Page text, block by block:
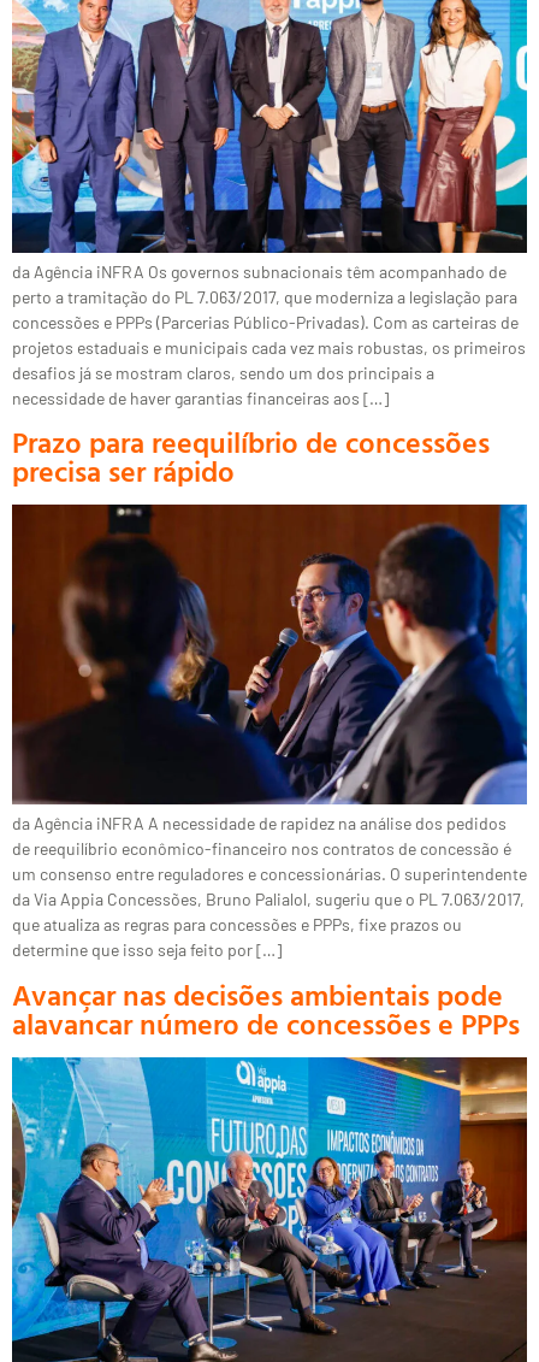
da Agência iNFRA Os governos subnacionais têm acompanhado de
perto a tramitação do PL 7.063/2017, que moderniza a legislação para
concessões e PPPs (Parcerias Público-Privadas). Com as carteiras de
projetos estaduais e municipais cada vez mais robustas, os primeiros
desafios já se mostram claros, sendo um dos principais a
necessidade de haver garantias financeiras aos […]
Prazo para reequilíbrio de concessões
precisa ser rápido
da Agência iNFRA A necessidade de rapidez na análise dos pedidos
de reequilíbrio econômico-financeiro nos contratos de concessão é
um consenso entre reguladores e concessionárias. O superintendente
da Via Appia Concessões, Bruno Palialol, sugeriu que o PL 7.063/2017,
que atualiza as regras para concessões e PPPs, fixe prazos ou
determine que isso seja feito por […]
Avançar nas decisões ambientais pode
alavancar número de concessões e PPPs